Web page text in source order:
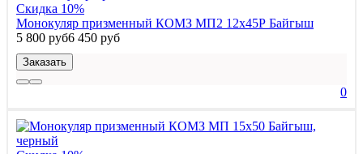
Скидка 10%
Монокуляр призменный КОМЗ МП2 12x45Р Байгыш
5 800 руб6 450 руб
Заказать
0